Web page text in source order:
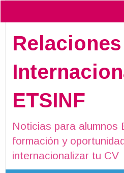
Relaciones
ETSINF
Noticias para alumnos
formación y
internacionalizar tu CV